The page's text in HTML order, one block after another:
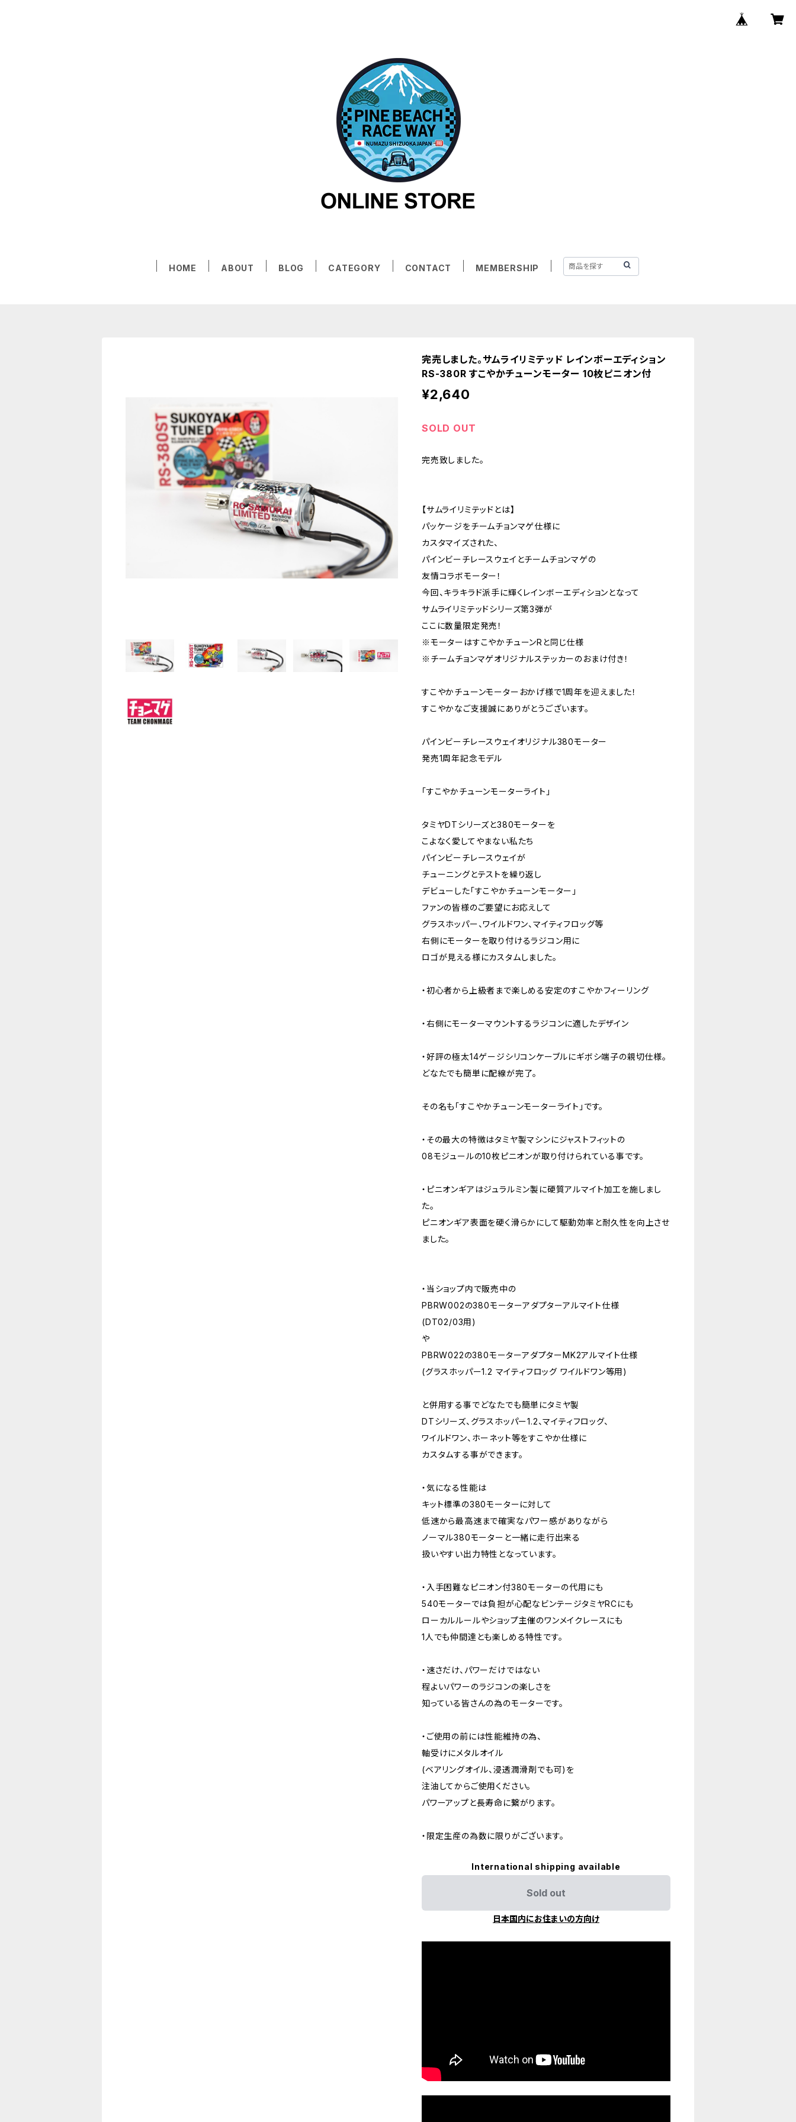
HOME ABOUT BLOG CATEGORY CONTACT MEMBERSHIP
完売しました。サムライリミテッド レインボーエディション
RS-380R すこやかチューンモーター 10枚ピニオン付
¥2,640
SOLD OUT
完売致しました。
【サムライリミテッドとは】
パッケージをチームチョンマゲ仕様に
カスタマイズされた、
パインビーチレースウェイとチームチョンマゲの
友情コラボモーター！
今回、キラキラド派手に輝くレインボーエディションとなって
サムライリミテッドシリーズ第3弾が
ここに数量限定発売！
※モーターはすこやかチューンRと同じ仕様
※チームチョンマゲオリジナルステッカーのおまけ付き！
すこやかチューンモーターおかげ様で1周年を迎えました！
すこやかなご支援誠にありがとうございます。
パインビーチレースウェイオリジナル380モーター
発売1周年記念モデル
「すこやかチューンモーターライト」
タミヤDTシリーズと380モーターを
こよなく愛してやまない私たち
パインビーチレースウェイが
チューニングとテストを繰り返し
デビューした「すこやかチューンモーター」
ファンの皆様のご要望にお応えして
グラスホッパー、ワイルドワン、マイティフロッグ等
右側にモーターを取り付けるラジコン用に
ロゴが見える様にカスタムしました。
・初心者から上級者まで楽しめる安定のすこやかフィーリング
・右側にモーターマウントするラジコンに適したデザイン
・好評の極太14ゲージシリコンケーブルにギボシ端子の親切仕様。
どなたでも簡単に配線が完了。
その名も「すこやかチューンモーターライト」です。
・その最大の特徴はタミヤ製マシンにジャストフィットの
08モジュールの10枚ピニオンが取り付けられている事です。
・ピニオンギアはジュラルミン製に硬質アルマイト加工を施しまし
た。
ピニオンギア表面を硬く滑らかにして駆動効率と耐久性を向上させ
ました。
・当ショップ内で販売中の
PBRW002の380モーターアダプターアルマイト仕様
(DT02/03用)
や
PBRW022の380モーターアダプターMK2アルマイト仕様
(グラスホッパー1.2 マイティフロッグ ワイルドワン等用)
と併用する事でどなたでも簡単にタミヤ製
DTシリーズ、グラスホッパー1.2、マイティフロッグ、
ワイルドワン、ホーネット等をすこやか仕様に
カスタムする事ができます。
・気になる性能は
キット標準の380モーターに対して
低速から最高速まで確実なパワー感がありながら
ノーマル380モーターと一緒に走行出来る
扱いやすい出力特性となっています。
・入手困難なピニオン付380モーターの代用にも
540モーターでは負担が心配なビンテージタミヤRCにも
ローカルルールやショップ主催のワンメイクレースにも
1人でも仲間達とも楽しめる特性です。
・速さだけ、パワーだけではない
程よいパワーのラジコンの楽しさを
知っている皆さんの為のモーターです。
・ご使用の前には性能維持の為、
軸受けにメタルオイル
(ベアリングオイル、浸透潤滑剤でも可)を
注油してからご使用ください。
パワーアップと長寿命に繋がります。
・限定生産の為数に限りがございます。
International shipping available
Sold out
日本国内にお住まいの方向け